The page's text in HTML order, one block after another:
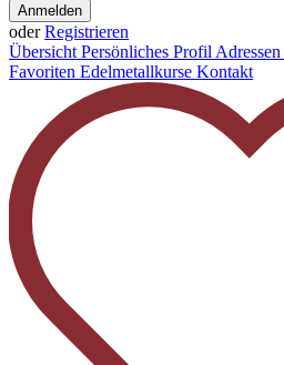
Anmelden
oderRegistrieren
ÜbersichtPersönliches ProfilAdressen
Favoriten Edelmetallkurse Kontakt